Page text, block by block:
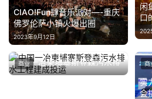
CIAO!Fun肆音乐派对—-重庆
佛罗伦萨小镇火爆出圈
2023年9月12日
闲
口
中国一冶柬埔寨斯登森污水排
水工程建成投运
2023年9月20日
商业
实
会
商